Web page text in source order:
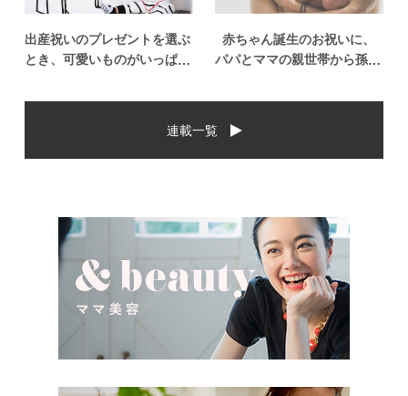
出産祝いのプレゼントを選ぶ
とき、可愛いものがいっぱい
の気持ちを込めて贈るものだ
いし、たくさん使ってもらえ
るものをプレゼントしたい。
赤ちゃん誕生のお祝いに、
パパとママの親世帯から孫誕
た場合、今現在のお祝いの相
んなものなのでしょうか。ま
た、出産祝いに関して気をつ
連載一覧